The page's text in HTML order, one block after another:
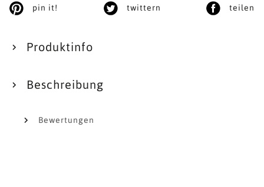
pin it! twittern teilen
Produktinfo
Beschreibung
Bewertungen